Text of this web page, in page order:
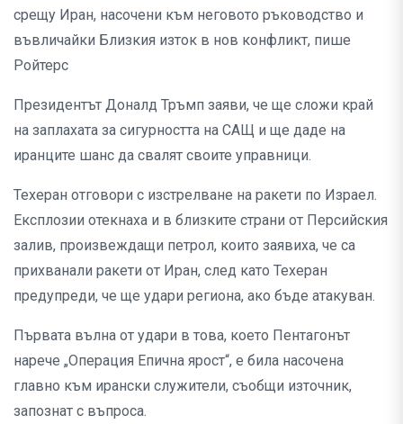
срещу Иран, насочени към неговото ръководство и
въвличайки Близкия изток в нов конфликт, пише
Ройтерс
Президентът Доналд Тръмп заяви, че ще сложи край
на заплахата за сигурността на САЩ и ще даде на
иранците шанс да свалят своите управници.
Техеран отговори с изстрелване на ракети по Израел.
Експлозии отекнаха и в близките страни от Персийския
залив, произвеждащи петрол, които заявиха, че са
прихванали ракети от Иран, след като Техеран
предупреди, че ще удари региона, ако бъде атакуван.
Първата вълна от удари в това, което Пентагонът
нарече „Операция Епична ярост“, е била насочена
главно към ирански служители, съобщи източник,
запознат с въпроса.